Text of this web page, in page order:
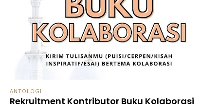
ANTOLOGI
Rekruitment Kontributor Buku Kolaborasi